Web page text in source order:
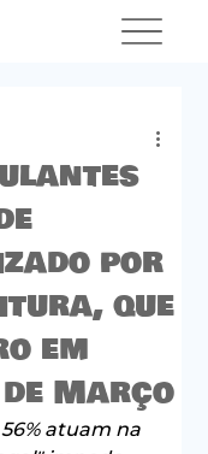
por
que
em
Março
atuam na